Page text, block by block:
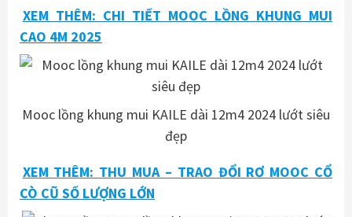
XEM THÊM: CHI TIẾT MOOC LỒNG KHUNG MUI
CAO 4M 2025
Mooc lồng khung mui KAILE dài 12m4 2024 lướt siêu
đẹp
XEM THÊM: THU MUA – TRAO ĐỔI RƠ MOOC CỔ
CÒ CŨ SỐ LƯỢNG LỚN